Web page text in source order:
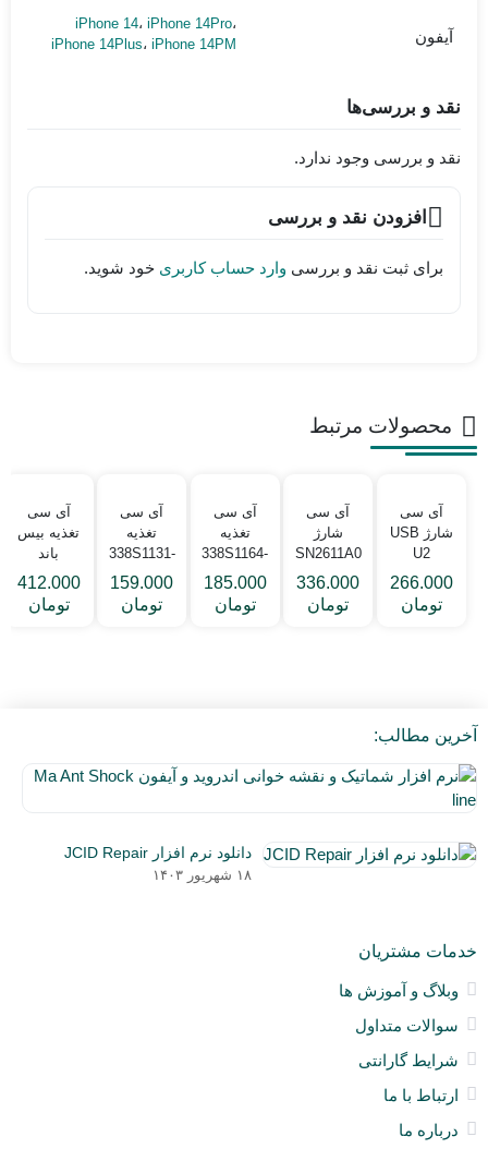
آیفون
iPhone 14، iPhone 14Pro،
iPhone 14Plus، iPhone 14PM
نقد و بررسی‌ها
نقد و بررسی وجود ندارد.
افزودن نقد و بررسی
برای ثبت نقد و بررسی وارد حساب کاربری خود شوید.
محصولات مرتبط
آی سی
شارژ USB
U2
1608A1
آیفون 5
266.000
تومان
آی سی
شارژ
SN2611A0
آیفون
12
336.000
تومان
آی سی
تغذیه
338S1164-
B2 آیفون
185.000
تومان
آی سی
تغذیه
338S1131-
B2 آیفون
159.000
تومان
آی سی
تغذیه بیس
باند
PMD9645
آیفون 7
412.000
تومان
آخرین مطالب:
دانلود نرم افزار JCID Repair
۱۸ شهریور ۱۴۰۳
خدمات مشتریان
وبلاگ و آموزش ها
سوالات متداول
شرایط گارانتی
ارتباط با ما
درباره ما